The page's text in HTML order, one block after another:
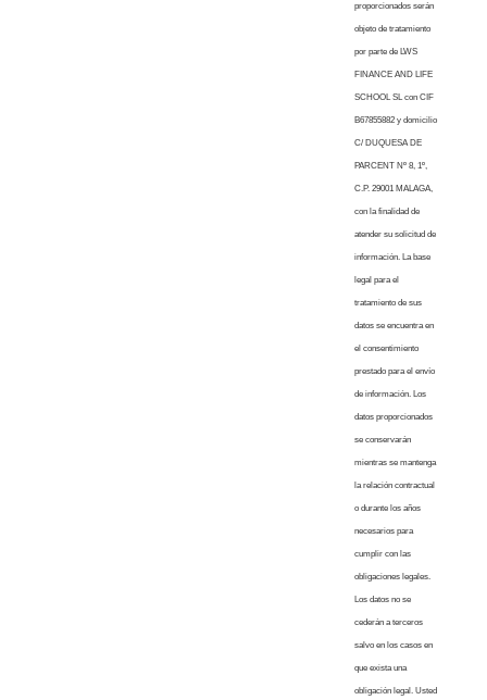
proporcionados serán
objeto de tratamiento
por parte de LWS
FINANCE AND LIFE
SCHOOL SL con CIF
B67855882 y domicilio
C/ DUQUESA DE
PARCENT Nº 8, 1º,
C.P. 29001 MALAGA,
con la finalidad de
atender su solicitud de
información. La base
legal para el
tratamiento de sus
datos se encuentra en
el consentimiento
prestado para el envío
de información. Los
datos proporcionados
se conservarán
mientras se mantenga
la relación contractual
o durante los años
necesarios para
cumplir con las
obligaciones legales.
Los datos no se
cederán a terceros
salvo en los casos en
que exista una
obligación legal. Usted